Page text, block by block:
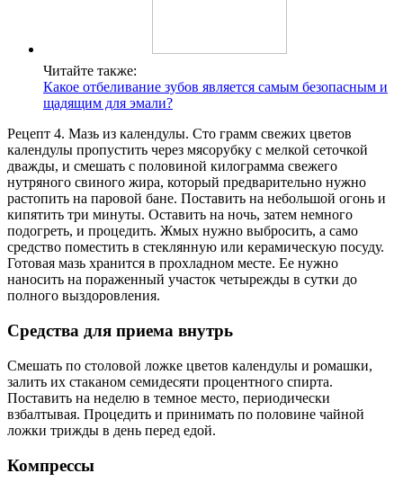
Читайте также:
Какое отбеливание зубов является самым безопасным и
щадящим для эмали?
Рецепт 4. Мазь из календулы. Сто грамм свежих цветов
календулы пропустить через мясорубку с мелкой сеточкой
дважды, и смешать с половиной килограмма свежего
нутряного свиного жира, который предварительно нужно
растопить на паровой бане. Поставить на небольшой огонь и
кипятить три минуты. Оставить на ночь, затем немного
подогреть, и процедить. Жмых нужно выбросить, а само
средство поместить в стеклянную или керамическую посуду.
Готовая мазь хранится в прохладном месте. Ее нужно
наносить на пораженный участок четырежды в сутки до
полного выздоровления.
Средства для приема внутрь
Смешать по столовой ложке цветов календулы и ромашки,
залить их стаканом семидесяти процентного спирта.
Поставить на неделю в темное место, периодически
взбалтывая. Процедить и принимать по половине чайной
ложки трижды в день перед едой.
Компрессы